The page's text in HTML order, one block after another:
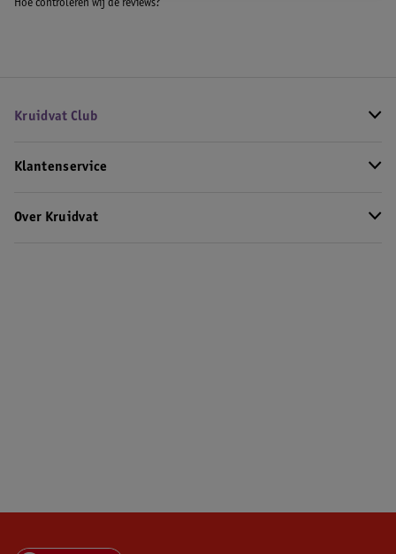
Hoe controleren wij de reviews?
Kruidvat Club
Klantenservice
Over Kruidvat